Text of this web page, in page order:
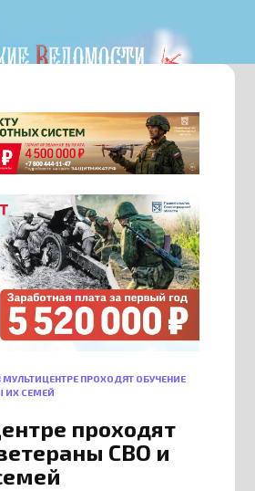
МУЛЬТИЦЕНТРЕ ПРОХОДЯТ ОБУЧЕНИЕ
ИХ СЕМЕЙ
проходят
СВО и